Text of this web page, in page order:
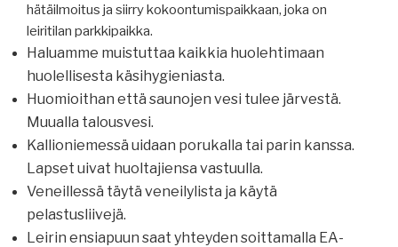
hätäilmoitus ja siirry kokoontumispaikkaan, joka on
leiritilan parkkipaikka.
Haluamme muistuttaa kaikkia huolehtimaan
huolellisesta käsihygieniasta.
Huomioithan että saunojen vesi tulee järvestä.
Muualla talousvesi.
Kallioniemessä uidaan porukalla tai parin kanssa.
Lapset uivat huoltajiensa vastuulla.
Veneillessä täytä veneilylista ja käytä
pelastusliivejä.
Leirin ensiapuun saat yhteyden soittamalla EA-